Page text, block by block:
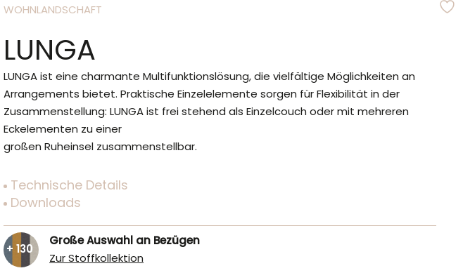
WOHNLANDSCHAFT
LUNGA
LUNGA ist eine charmante Multifunktionslösung, die vielfältige Möglichkeiten an
Arrangements bietet. Praktische Einzelelemente sorgen für Flexibilität in der
Zusammenstellung: LUNGA ist frei stehend als Einzelcouch oder mit mehreren
Eckelementen zu einer
großen Ruheinsel zusammenstellbar.
Technische Details
Downloads
+ 130
Große Auswahl an Bezügen
Zur Stoffkollektion